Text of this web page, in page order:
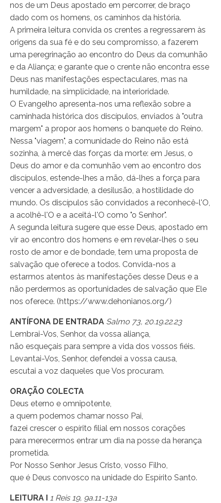
nos de um Deus apostado em percorrer, de braço
dado com os homens, os caminhos da história.
A primeira leitura convida os crentes a regressarem às
origens da sua fé e do seu compromisso, a fazerem
uma peregrinação ao encontro do Deus da comunhão
e da Aliança; e garante que o crente não encontra esse
Deus nas manifestações espectaculares, mas na
humildade, na simplicidade, na interioridade.
O Evangelho apresenta-nos uma reflexão sobre a
caminhada histórica dos discípulos, enviados à "outra
margem" a propor aos homens o banquete do Reino.
Nessa "viagem", a comunidade do Reino não está
sozinha, à mercê das forças da morte: em Jesus, o
Deus do amor e da comunhão vem ao encontro dos
discípulos, estende-lhes a mão, dá-lhes a força para
vencer a adversidade, a desilusão, a hostilidade do
mundo. Os discípulos são convidados a reconhecê-l'O,
a acolhê-l'O e a aceitá-l'O como "o Senhor".
A segunda leitura sugere que esse Deus, apostado em
vir ao encontro dos homens e em revelar-lhes o seu
rosto de amor e de bondade, tem uma proposta de
salvação que oferece a todos. Convida-nos a
estarmos atentos às manifestações desse Deus e a
não perdermos as oportunidades de salvação que Ele
nos oferece. (https://www.dehonianos.org/)
ANTÍFONA DE ENTRADA Salmo 73, 20.19.22.23
Lembrai-Vos, Senhor, da vossa aliança,
não esqueçais para sempre a vida dos vossos fiéis.
Levantai-Vos, Senhor, defendei a vossa causa,
escutai a voz daqueles que Vos procuram.
ORAÇÃO COLECTA
Deus eterno e omnipotente,
a quem podemos chamar nosso Pai,
fazei crescer o espírito filial em nossos corações
para merecermos entrar um dia na posse da herança
prometida.
Por Nosso Senhor Jesus Cristo, vosso Filho,
que é Deus convosco na unidade do Espírito Santo.
LEITURA I 1 Reis 19, 9a.11-13a